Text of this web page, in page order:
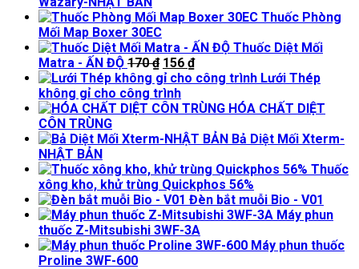
Thuốc Phòng
Mối Map Boxer 30EC
Thuốc Diệt Mối
Matra - ẤN ĐỘ 170₫ Giá
gốc
là:
170 ₫.
156 ₫Giá
hiện
là:
Lưới Thép
không gỉ cho công trình
HÓA CHẤT DIỆT
CÔN TRÙNG
Bả Diệt Mối Xterm-
NHẬT BẢN
Thuốc
xông kho, khử trùng Quickphos 56%
Đèn bắt muỗi Bio - V01
Máy phun
thuốc Z-Mitsubishi 3WF-3A
Máy phun thuốc
Proline 3WF-600